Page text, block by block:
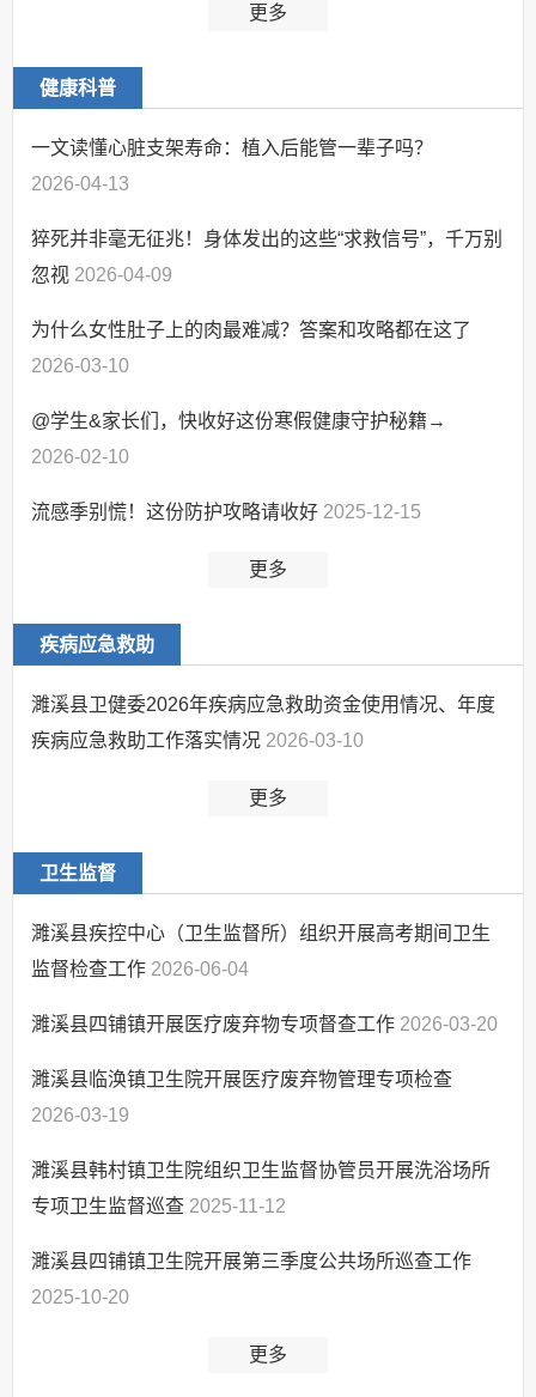
更多
健康科普
一文读懂心脏支架寿命：植入后能管一辈子吗？
2026-04-13
猝死并非毫无征兆！身体发出的这些“求救信号”，千万别
忽视 2026-04-09
为什么女性肚子上的肉最难减？答案和攻略都在这了
2026-03-10
@学生&家长们，快收好这份寒假健康守护秘籍→
2026-02-10
流感季别慌！这份防护攻略请收好 2025-12-15
更多
疾病应急救助
濉溪县卫健委2026年疾病应急救助资金使用情况、年度
疾病应急救助工作落实情况 2026-03-10
更多
卫生监督
濉溪县疾控中心（卫生监督所）组织开展高考期间卫生
监督检查工作 2026-06-04
濉溪县四铺镇开展医疗废弃物专项督查工作 2026-03-20
濉溪县临涣镇卫生院开展医疗废弃物管理专项检查
2026-03-19
濉溪县韩村镇卫生院组织卫生监督协管员开展洗浴场所
专项卫生监督巡查 2025-11-12
濉溪县四铺镇卫生院开展第三季度公共场所巡查工作
2025-10-20
更多